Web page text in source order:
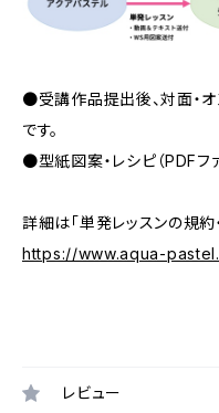
●受講作品提出後、対面・
です。
●型紙図案・レシピ（PDFフ
詳細は「単発レッスンの規約
https://www.aqua-
レビュー